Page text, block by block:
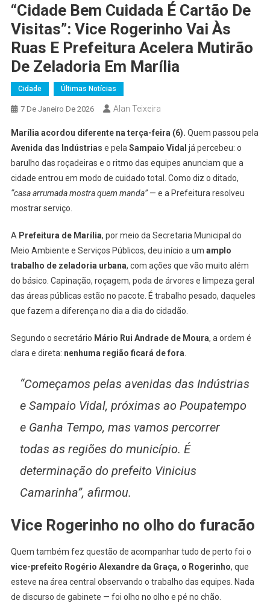
“Cidade Bem Cuidada É Cartão De
Visitas”: Vice Rogerinho Vai Às
Ruas E Prefeitura Acelera Mutirão
De Zeladoria Em Marília
Cidade Últimas Notícias
7 De Janeiro De 2026 Alan Teixeira
Marília acordou diferente na terça-feira (6). Quem passou pela
Avenida das Indústrias e pela Sampaio Vidal já percebeu: o
barulho das roçadeiras e o ritmo das equipes anunciam que a
cidade entrou em modo de cuidado total. Como diz o ditado,
“casa arrumada mostra quem manda”— e a Prefeitura resolveu
mostrar serviço.
A Prefeitura de Marília, por meio da Secretaria Municipal do
Meio Ambiente e Serviços Públicos, deu início a um amplo
trabalho de zeladoria urbana, com ações que vão muito além
do básico. Capinação, roçagem, poda de árvores e limpeza geral
das áreas públicas estão no pacote. É trabalho pesado, daqueles
que fazem a diferença no dia a dia do cidadão.
Segundo o secretário Mário Rui Andrade de Moura, a ordem é
clara e direta: nenhuma região ficará de fora
“Começamos pelas avenidas das Indústrias
e Sampaio Vidal, próximas ao Poupatempo
e Ganha Tempo, mas vamos percorrer
todas as regiões do município. É
determinação do prefeito Vinicius
Camarinha”, afirmou.
Vice Rogerinho no olho do furacão
Quem também fez questão de acompanhar tudo de perto foi o
vice-prefeito Rogério Alexandre da Graça, o Rogerinho, que
esteve na área central observando o trabalho das equipes. Nada
de discurso de gabinete — foi olho no olho e pé no chão.